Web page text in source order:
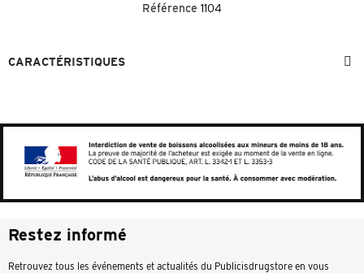
Référence 1104
CARACTÉRISTIQUES
Restez informé
Retrouvez tous les événements et actualités du Publicisdrugstore en vous